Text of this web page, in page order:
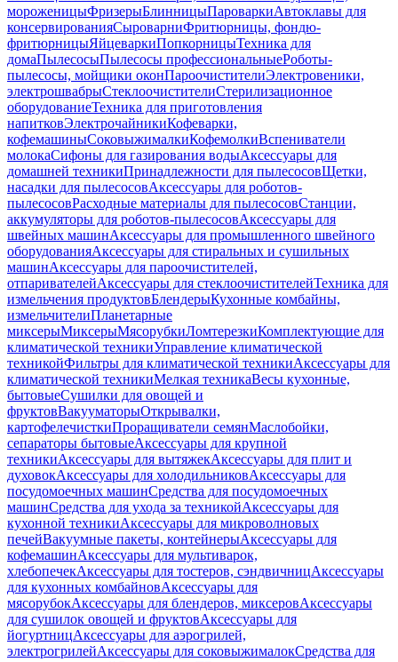
мороженицыФризерыБлинницыПароваркиАвтоклавы для
консервированияСыроварниФритюрницы, фондю-
фритюрницыЯйцеваркиПопкорницыТехника для
домаПылесосыПылесосы профессиональныеРоботы-
пылесосы, мойщики оконПароочистителиЭлектровеники,
электрошвабрыСтеклоочистителиСтерилизационное
оборудованиеТехника для приготовления
напитковЭлектрочайникиКофеварки,
кофемашиныСоковыжималкиКофемолкиВспениватели
молокаСифоны для газирования водыАксессуары для
домашней техникиПринадлежности для пылесосовЩетки,
насадки для пылесосовАксессуары для роботов-
пылесосовРасходные материалы для пылесосовСтанции,
аккумуляторы для роботов-пылесосовАксессуары для
швейных машинАксессуары для промышленного швейного
оборудованияАксессуары для стиральных и сушильных
машинАксессуары для пароочистителей,
отпаривателейАксессуары для стеклоочистителейТехника для
измельчения продуктовБлендерыКухонные комбайны,
измельчителиПланетарные
миксерыМиксерыМясорубкиЛомтерезкиКомплектующие для
климатической техникиУправление климатической
техникойФильтры для климатической техникиАксессуары для
климатической техникиМелкая техникаВесы кухонные,
бытовыеСушилки для овощей и
фруктовВакууматорыОткрывалки,
картофелечисткиПроращиватели семянМаслобойки,
сепараторы бытовыеАксессуары для крупной
техникиАксессуары для вытяжекАксессуары для плит и
духовокАксессуары для холодильниковАксессуары для
посудомоечных машинСредства для посудомоечных
машинСредства для ухода за техникойАксессуары для
кухонной техникиАксессуары для микроволновых
печейВакуумные пакеты, контейнерыАксессуары для
кофемашинАксессуары для мультиварок,
хлебопечекАксессуары для тостеров, сэндвичницАксессуары
для кухонных комбайновАксессуары для
мясорубокАксессуары для блендеров, миксеровАксессуары
для сушилок овощей и фруктовАксессуары для
йогуртницАксессуары для аэрогрилей,
электрогрилейАксессуары для соковыжималокСредства для